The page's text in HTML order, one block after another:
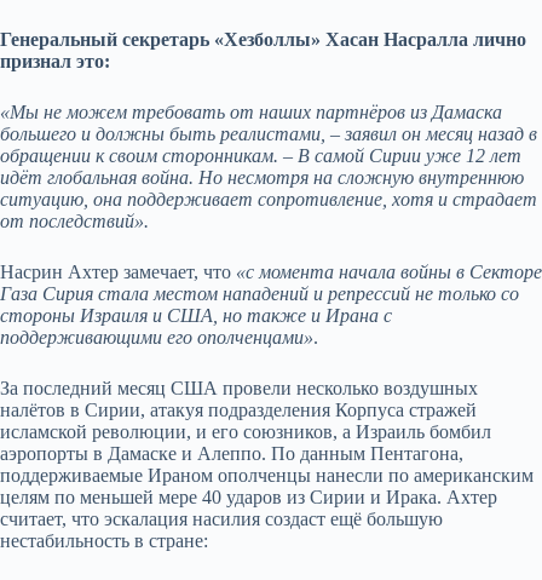
Генеральный секретарь «Хезболлы» Хасан Насралла лично
признал это:
«Мы не можем требовать от наших партнёров из Дамаска
большего и должны быть реалистами, – заявил он месяц назад в
обращении к своим сторонникам. – В самой Сирии уже 12 лет
идёт глобальная война. Но несмотря на сложную внутреннюю
ситуацию, она поддерживает сопротивление, хотя и страдает
от последствий».
Насрин Ахтер замечает, что «с момента начала войны в Секторе
Газа Сирия стала местом нападений и репрессий не только со
стороны Израиля и США, но также и Ирана с
поддерживающими его ополченцами».
За последний месяц США провели несколько воздушных
налётов в Сирии, атакуя подразделения Корпуса стражей
исламской революции, и его союзников, а Израиль бомбил
аэропорты в Дамаске и Алеппо. По данным Пентагона,
поддерживаемые Ираном ополченцы нанесли по американским
целям по меньшей мере 40 ударов из Сирии и Ирака. Ахтер
считает, что эскалация насилия создаст ещё большую
нестабильность в стране: